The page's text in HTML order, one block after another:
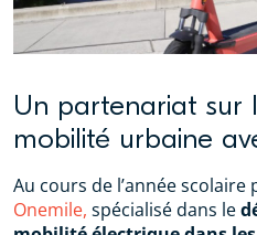
Un partenariat sur
mobilité urbaine
Au cours de l’année scolaire
Onemile, spécialisé dans le